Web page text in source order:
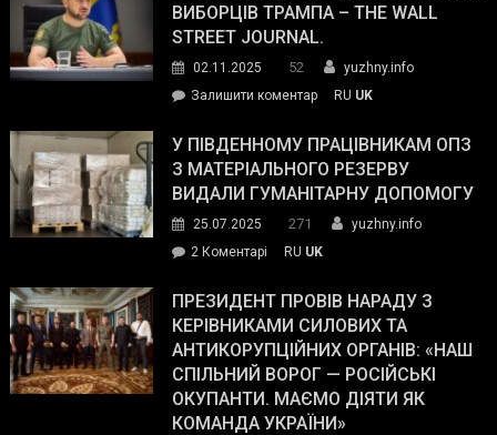
ВИБОРЦІВ ТРАМПА – THE WALL
STREET JOURNAL.
02.11.2025 52
yuzhny.info
Залишити коментарon
завойовує
симпатії
виборців
The
Street
Journal.
RU UK
У ПІВДЕННОМУ ПРАЦІВНИКАМ ОПЗ
З МАТЕРІАЛЬНОГО РЕЗЕРВУ
ВИДАЛИ ГУМАНІТАРНУ ДОПОМОГУ
25.07.2025 271
yuzhny.info
2 Коментарі
Південному
працівникам
ОПЗ
з
матеріального
резерву
RU UK
ПРЕЗИДЕНТ ПРОВІВ НАРАДУ З
КЕРІВНИКАМИ СИЛОВИХ ТА
АНТИКОРУПЦІЙНИХ ОРГАНІВ: «НАШ
СПІЛЬНИЙ ВОРОГ — РОСІЙСЬКІ
ОКУПАНТИ. МАЄМО ДІЯТИ ЯК
КОМАНДА УКРАЇНИ»